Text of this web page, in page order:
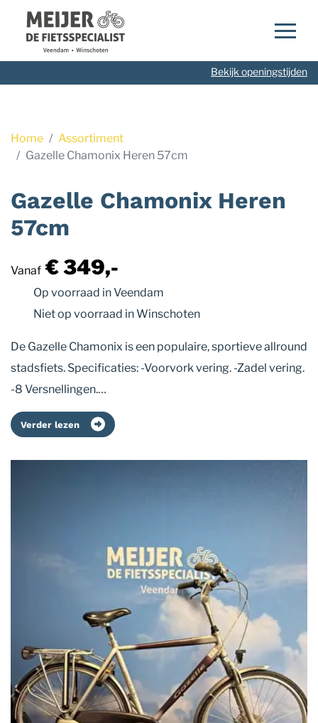
Navigatie
Bekijk openingstijden
Home
Assortiment
Gazelle Chamonix Heren 57cm
Gazelle Chamonix Heren
57cm
Vanaf € 349,-
Op voorraad in Veendam
Niet op voorraad in Winschoten
De Gazelle Chamonix is een populaire, sportieve allround
stadsfiets. Specificaties: -Voorvork vering. -Zadel vering.
-8 Versnellingen.…
Verder lezen